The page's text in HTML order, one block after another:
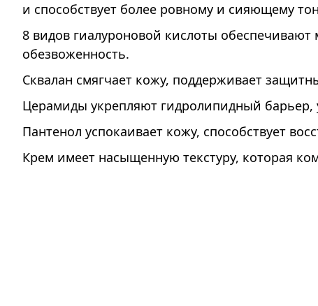
и способствует более ровному и сияющему
8 видов гиалуроновой кислоты
обезвоженность.
Сквалан смягчает кожу, поддерживает
Церамиды укрепляют гидролипидный
Пантенол успокаивает кожу, способствует
Крем имеет насыщенную текстуру, которая